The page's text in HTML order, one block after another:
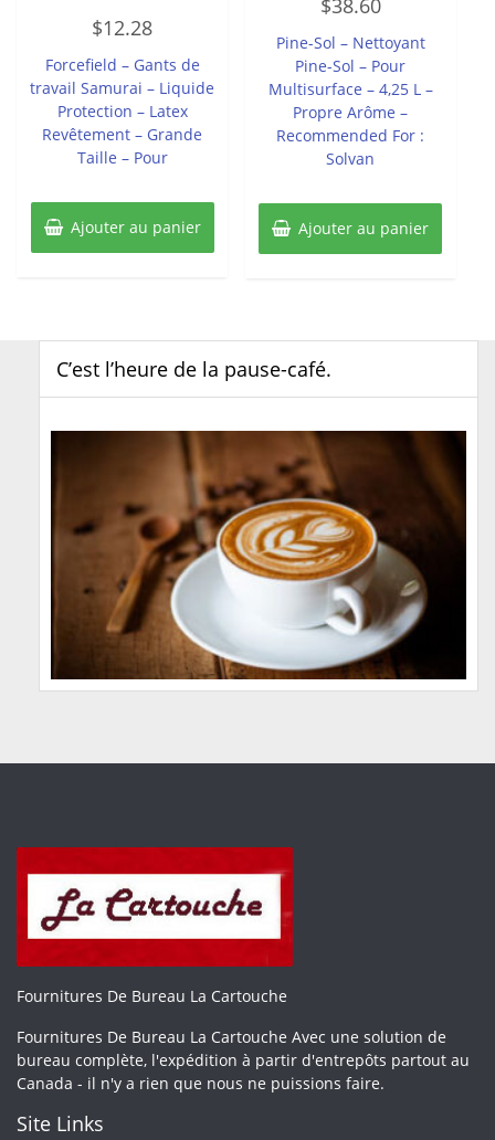
0
sur
$12.28
Forcefield – Gants de
travail Samurai – Liquide
Protection – Latex
Revêtement – Grande
Taille – Pour
Ajouter au panier
0
sur
Pine-Sol – Nettoyant
Pine-Sol – Pour
Multisurface – 4,25 L –
Propre Arôme –
Recommended For :
Solvan
Ajouter au panier
C’est l’heure de la pause-café.
Fournitures De Bureau La Cartouche
Fournitures De Bureau La Cartouche Avec une solution de
bureau complète, l'expédition à partir d'entrepôts partout au
Canada - il n'y a rien que nous ne puissions faire.
Site Links